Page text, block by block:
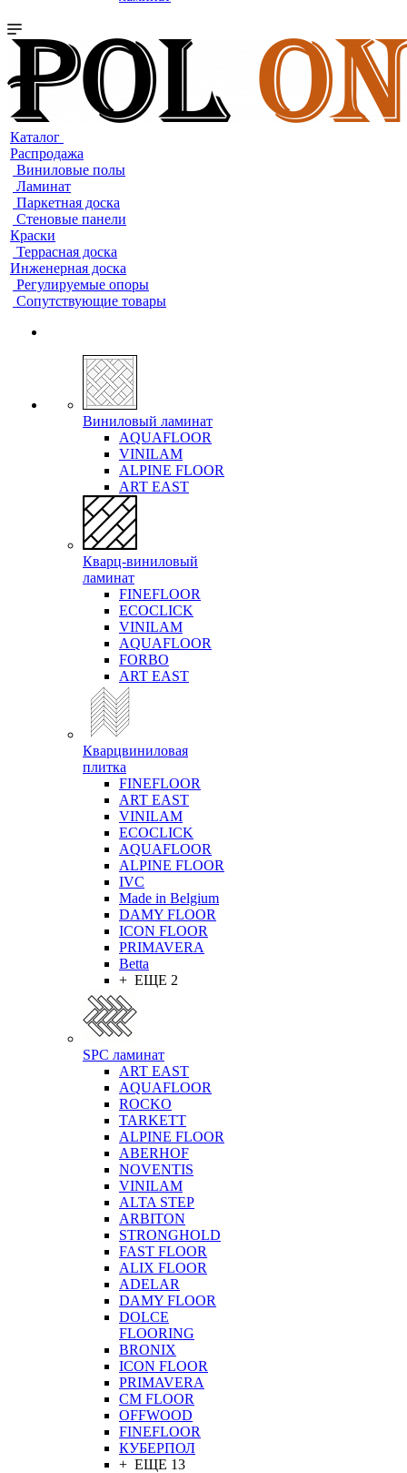
Каталог
Распродажа
Виниловые полы
Ламинат
Паркетная доска
Стеновые панели
Краски
Террасная доска
Инженерная доска
Регулируемые опоры
Сопутствующие товары
Виниловый ламинат
AQUAFLOOR
VINILAM
ALPINE FLOOR
ART EAST
Кварц-виниловый
ламинат
FINEFLOOR
ECOCLICK
VINILAM
AQUAFLOOR
FORBO
ART EAST
Кварцвиниловая
плитка
FINEFLOOR
ART EAST
VINILAM
ECOCLICK
AQUAFLOOR
ALPINE FLOOR
IVC
Made in Belgium
DAMY FLOOR
ICON FLOOR
PRIMAVERA
Betta
+ ЕЩЕ 2
SPC ламинат
ART EAST
AQUAFLOOR
ROCKO
TARKETT
ALPINE FLOOR
ABERHOF
NOVENTIS
VINILAM
ALTA STEP
ARBITON
STRONGHOLD
FAST FLOOR
ALIX FLOOR
ADELAR
DAMY FLOOR
DOLCE
FLOORING
BRONIX
ICON FLOOR
PRIMAVERA
CM FLOOR
OFFWOOD
FINEFLOOR
КУБЕРПОЛ
+ ЕЩЕ 13